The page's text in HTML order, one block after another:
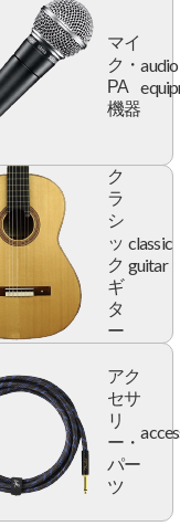
マイ
ク・
PA
機器
audio
ク
ラ
シ
ッ
ク
ギ
タ
ー
classic
guitar
アク
セサ
リ
ー・
パー
ツ